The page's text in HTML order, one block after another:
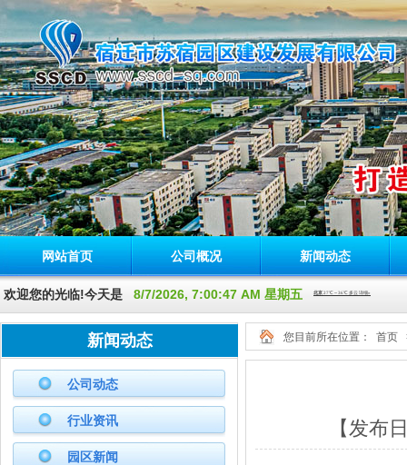
网站首页 公司概况 新闻动态
欢迎您的光临!今天是 8/7/2026, 7:00:48 AM 星期五
新闻动态
公司动态
行业资讯
园区新闻
您目前所在位置： 首页
【发布